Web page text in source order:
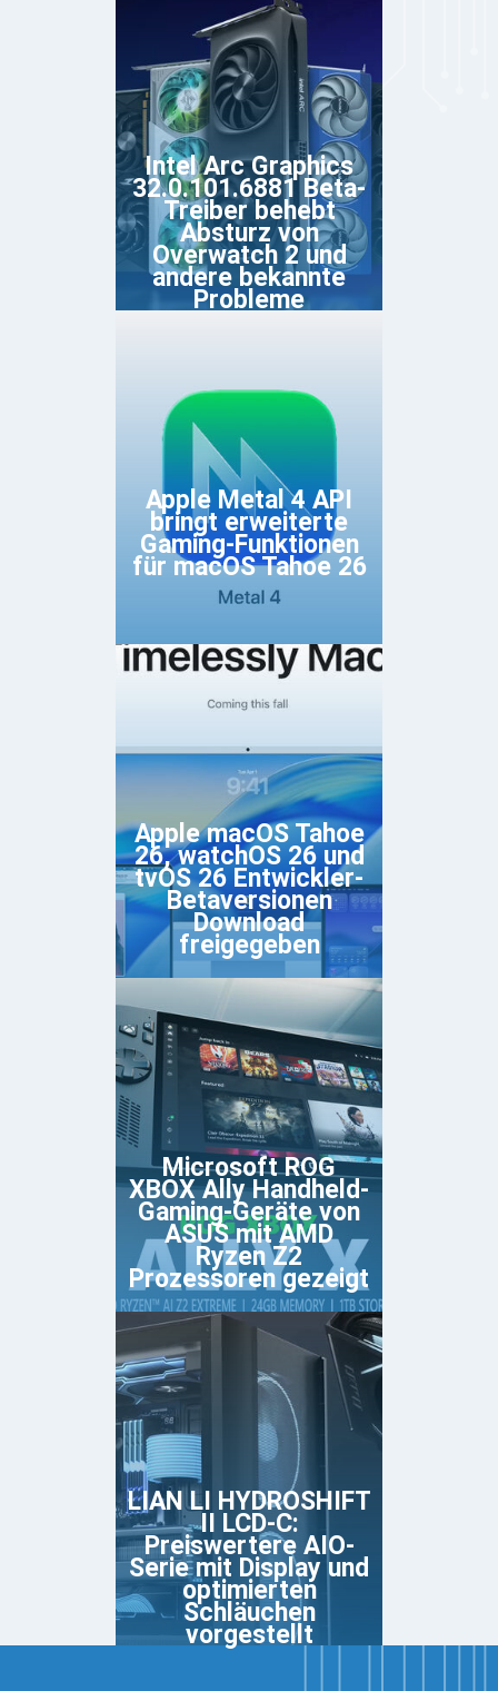
Intel Arc Graphics
32.0.101.6881 Beta-
Treiber behebt
Absturz von
Overwatch 2 und
andere bekannte
Probleme
Apple Metal 4 API
bringt erweiterte
Gaming-Funktionen
für macOS Tahoe 26
Apple macOS Tahoe
26, watchOS 26 und
tvOS 26 Entwickler-
Betaversionen
Download
freigegeben
Microsoft ROG
XBOX Ally Handheld-
Gaming-Geräte von
ASUS mit AMD
Ryzen Z2
Prozessoren gezeigt
LIAN LI HYDROSHIFT
II LCD-C:
Preiswertere AIO-
Serie mit Display und
optimierten
Schläuchen
vorgestellt